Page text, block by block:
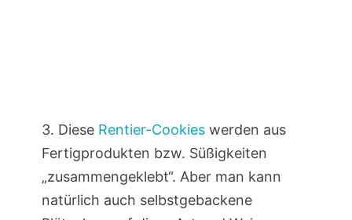
3. Diese Rentier-Cookieswerden aus
Fertigprodukten bzw. Süßigkeiten
„zusammengeklebt“. Aber man kann
natürlich auch selbstgebackene